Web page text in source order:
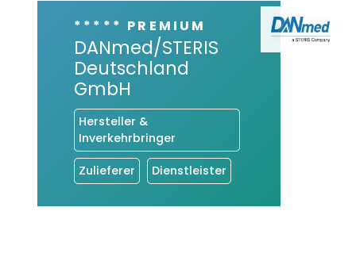
***** PREMIUM
DANmed/STERIS
Deutschland
GmbH
Hersteller &
Inverkehrbringer
Zulieferer Dienstleister